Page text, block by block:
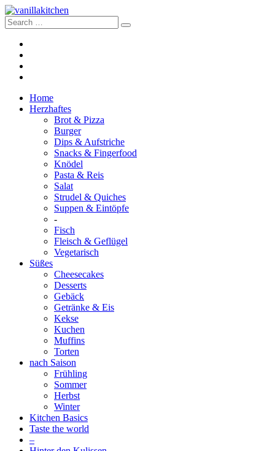
Home
Herzhaftes
Brot & Pizza
Burger
Dips & Aufstriche
Snacks & Fingerfood
Knödel
Pasta & Reis
Salat
Strudel & Quiches
Suppen & Eintöpfe
-
Fisch
Fleisch & Geflügel
Vegetarisch
Süßes
Cheesecakes
Desserts
Gebäck
Getränke & Eis
Kekse
Kuchen
Muffins
Torten
nach Saison
Frühling
Sommer
Herbst
Winter
Kitchen Basics
Taste the world
–